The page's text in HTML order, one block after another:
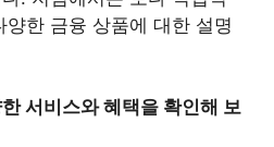
한 금융 상품에 대한 설명
서비스와 혜택을 확인해 보